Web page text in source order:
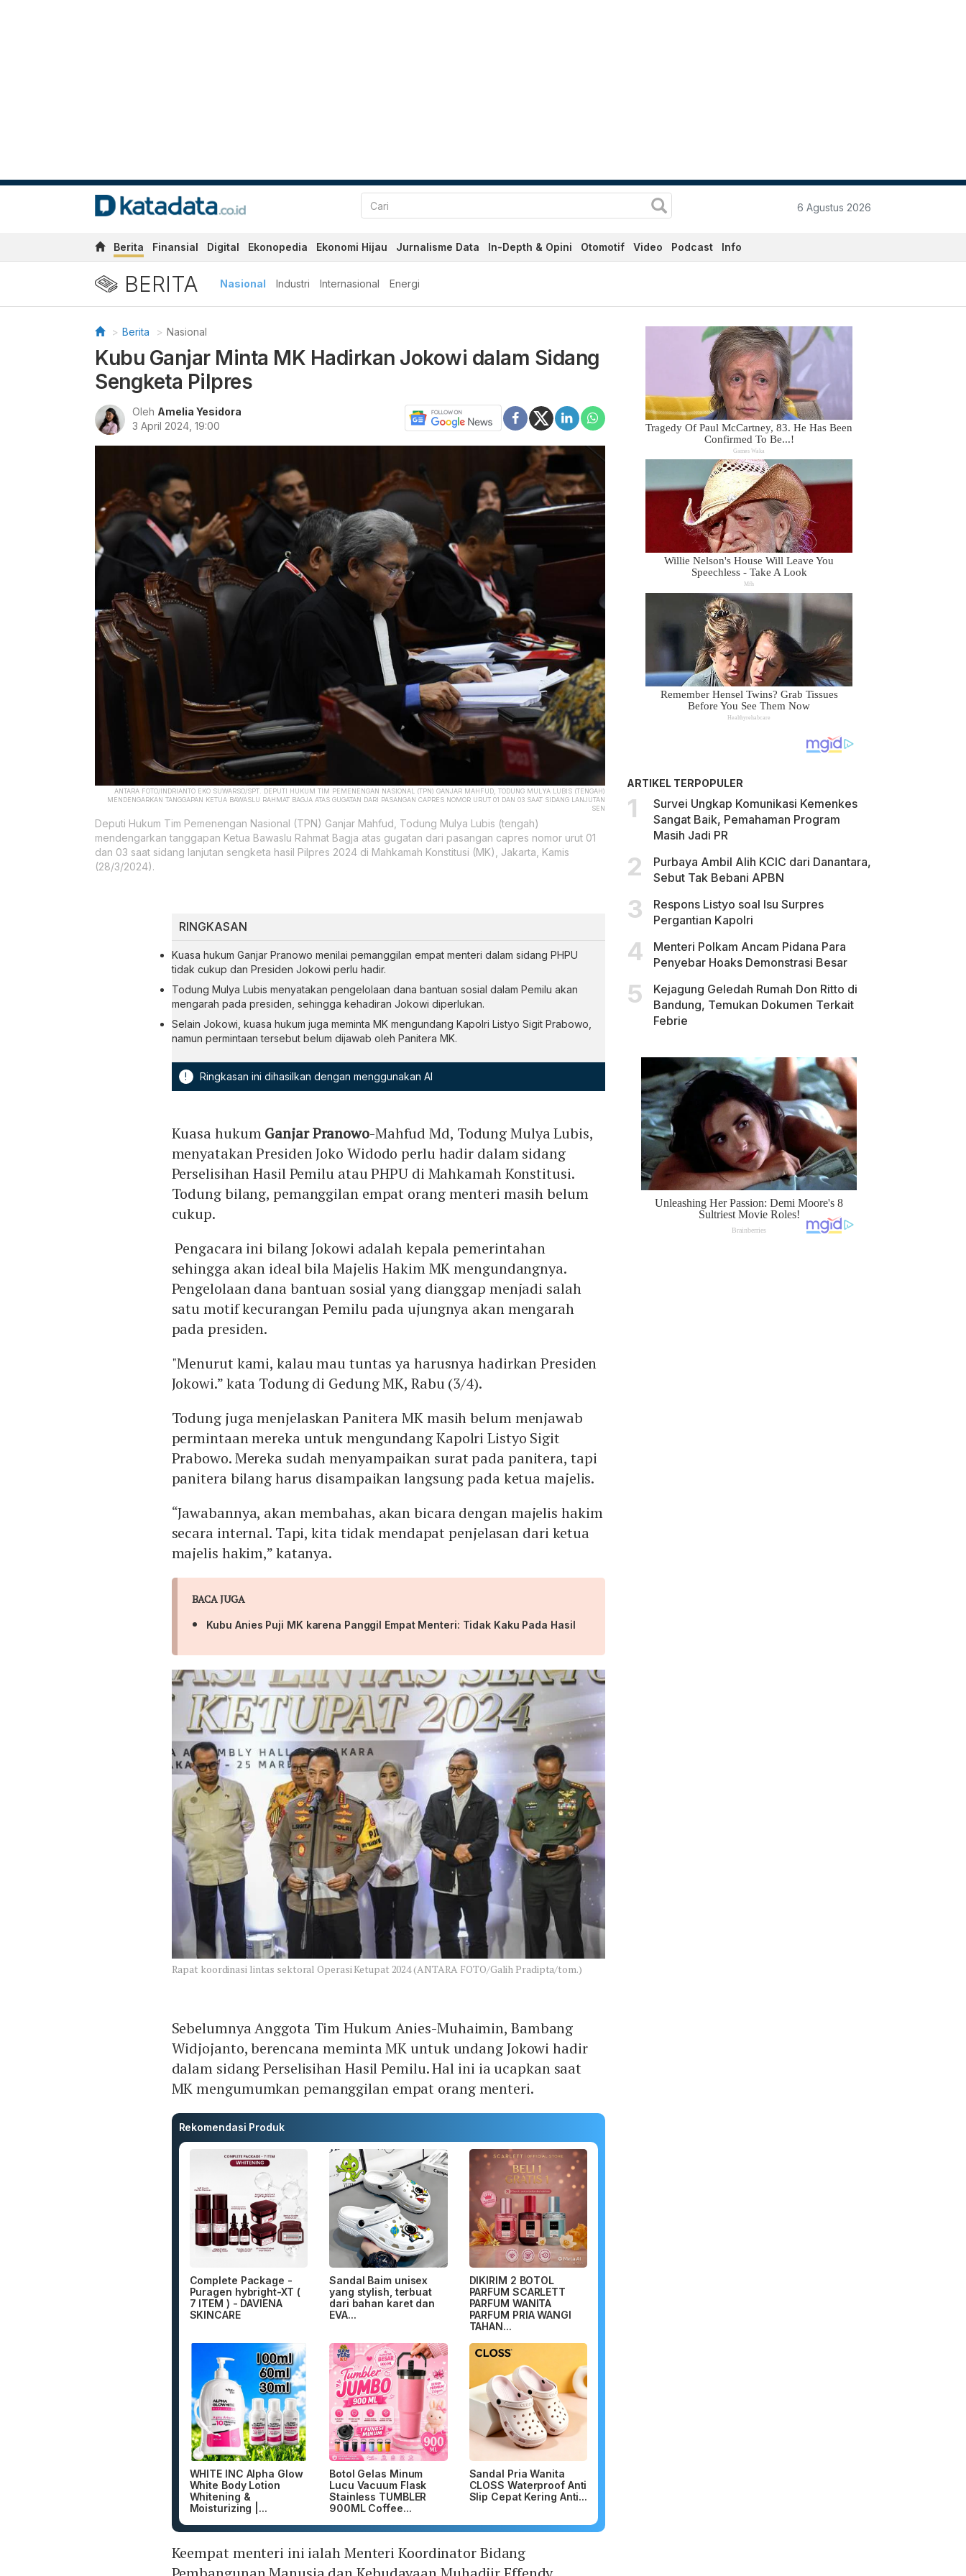
6 Agustus 2026
Berita Finansial Digital Ekonopedia Ekonomi Hijau Jurnalisme Data In-Depth & Opini Otomotif Video Podcast Info
BERITA Nasional Industri Internasional Energi
Berita Nasional
Kubu Ganjar Minta MK Hadirkan Jokowi dalam Sidang
Sengketa Pilpres
Oleh Amelia Yesidora
3 April 2024, 19:00
ANTARA FOTO/INDRIANTO EKO SUWARSO/SPT. DEPUTI HUKUM TIM PEMENENGAN NASIONAL (TPN) GANJAR MAHFUD, TODUNG MULYA LUBIS (TENGAH)
MENDENGARKAN TANGGAPAN KETUA BAWASLU RAHMAT BAGJA ATAS GUGATAN DARI PASANGAN CAPRES NOMOR URUT 01 DAN 03 SAAT SIDANG LANJUTAN
SEN
Deputi Hukum Tim Pemenengan Nasional (TPN) Ganjar Mahfud, Todung Mulya Lubis (tengah)
mendengarkan tanggapan Ketua Bawaslu Rahmat Bagja atas gugatan dari pasangan capres nomor urut 01
dan 03 saat sidang lanjutan sengketa hasil Pilpres 2024 di Mahkamah Konstitusi (MK), Jakarta, Kamis
(28/3/2024).
RINGKASAN
Kuasa hukum Ganjar Pranowo menilai pemanggilan empat menteri dalam sidang PHPU
tidak cukup dan Presiden Jokowi perlu hadir.
Todung Mulya Lubis menyatakan pengelolaan dana bantuan sosial dalam Pemilu akan
mengarah pada presiden, sehingga kehadiran Jokowi diperlukan.
Selain Jokowi, kuasa hukum juga meminta MK mengundang Kapolri Listyo Sigit Prabowo,
namun permintaan tersebut belum dijawab oleh Panitera MK.
! Ringkasan ini dihasilkan dengan menggunakan AI
Kuasa hukumGanjar Pranowo-Mahfud Md, Todung Mulya Lubis,
menyatakan Presiden Joko Widodo perlu hadir dalam sidang
Perselisihan Hasil Pemilu atau PHPU di Mahkamah Konstitusi.
Todung bilang, pemanggilan empat orang menteri masih belum
cukup.
Pengacara ini bilang Jokowi adalah kepala pemerintahan
sehingga akan ideal bila Majelis Hakim MK mengundangnya.
Pengelolaan dana bantuan sosial yang dianggap menjadi salah
satu motif kecurangan Pemilu pada ujungnya akan mengarah
pada presiden.
"Menurut kami, kalau mau tuntas ya harusnya hadirkan Presiden
Jokowi.” kata Todung di Gedung MK, Rabu (3/4).
Todung juga menjelaskan Panitera MK masih belum menjawab
permintaan mereka untuk mengundang Kapolri Listyo Sigit
Prabowo. Mereka sudah menyampaikan surat pada panitera, tapi
panitera bilang harus disampaikan langsung pada ketua majelis.
“Jawabannya, akan membahas, akan bicara dengan majelis hakim
secara internal. Tapi, kita tidak mendapat penjelasan dari ketua
majelis hakim,” katanya.
BACA JUGA
Kubu Anies Puji MK karena Panggil Empat Menteri: Tidak Kaku Pada Hasil
Rapat koordinasi lintas sektoral Operasi Ketupat 2024 (ANTARA FOTO/Galih Pradipta/tom.)
Sebelumnya Anggota Tim Hukum Anies-Muhaimin, Bambang
Widjojanto, berencana meminta MK untuk undang Jokowi hadir
dalam sidang Perselisihan Hasil Pemilu. Hal ini ia ucapkan saat
MK mengumumkan pemanggilan empat orang menteri.
Rekomendasi Produk
Complete Package -
Puragen hybright-XT (
7 ITEM ) - DAVIENA
SKINCARE
Sandal Baim unisex
yang stylish, terbuat
dari bahan karet dan
EVA...
DIKIRIM 2 BOTOL
PARFUM SCARLETT
PARFUM WANITA
PARFUM PRIA WANGI
TAHAN...
WHITE INC Alpha Glow
White Body Lotion
Whitening &
Moisturizing |...
Botol Gelas Minum
Lucu Vacuum Flask
Stainless TUMBLER
900ML Coffee...
Sandal Pria Wanita
CLOSS Waterproof Anti
Slip Cepat Kering Anti...
Keempat menteri ini ialah Menteri Koordinator Bidang
ARTIKEL TERPOPULER
Survei Ungkap Komunikasi Kemenkes
Sangat Baik, Pemahaman Program
Masih Jadi PR
Purbaya Ambil Alih KCIC dari Danantara,
Sebut Tak Bebani APBN
Respons Listyo soal Isu Surpres
Pergantian Kapolri
Menteri Polkam Ancam Pidana Para
Penyebar Hoaks Demonstrasi Besar
Kejagung Geledah Rumah Don Ritto di
Bandung, Temukan Dokumen Terkait
Febrie